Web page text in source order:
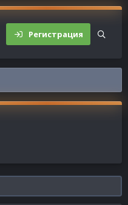
Регистрация